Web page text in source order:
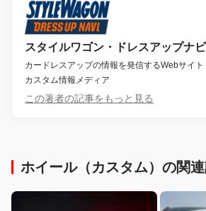
スタイルワゴン・ドレスアップナビ
カードレスアップの情報を発信するWebサイト
カスタム情報メディア
この著者の記事をもっと見る
ホイール（カスタム）の関